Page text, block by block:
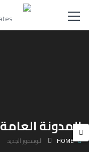
المدونة العامة
HOME البوسفور الجديد